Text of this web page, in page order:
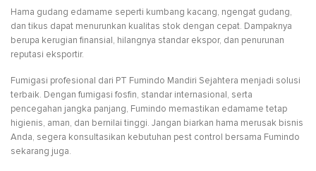
Hama gudang edamame seperti kumbang kacang, ngengat gudang,
dan tikus dapat menurunkan kualitas stok dengan cepat. Dampaknya
berupa kerugian finansial, hilangnya standar ekspor, dan penurunan
reputasi eksportir.
Fumigasi profesional dari PT Fumindo Mandiri Sejahtera menjadi solusi
terbaik. Dengan fumigasi fosfin, standar internasional, serta
pencegahan jangka panjang, Fumindo memastikan edamame tetap
higienis, aman, dan bernilai tinggi. Jangan biarkan hama merusak bisnis
Anda, segera konsultasikan kebutuhan pest control bersama Fumindo
sekarang juga.